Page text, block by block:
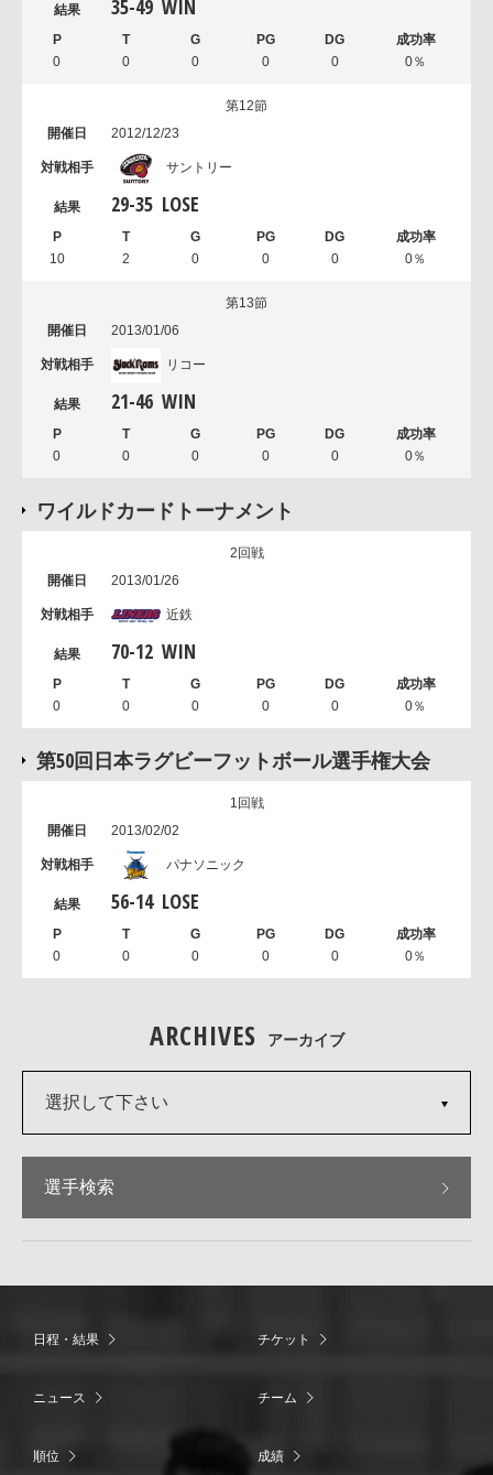
35-49 WIN
0 0 0 0 0 0％
第12節
2012/12/23
サントリー
29-35 LOSE
10 2 0 0 0 0％
第13節
2013/01/06
リコー
21-46 WIN
0 0 0 0 0 0％
ワイルドカードトーナメント
2回戦
2013/01/26
近鉄
70-12 WIN
0 0 0 0 0 0％
第50回日本ラグビーフットボール選手権大会
1回戦
2013/02/02
パナソニック
56-14 LOSE
0 0 0 0 0 0％
ARCHIVES アーカイブ
選択して下さい
選手検索
日程・結果 チケット
ニュース チーム
順位 成績